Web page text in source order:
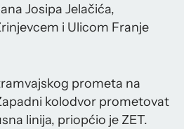
Josipa Jelačića,
i Ulicom Franje
prometa na
kolodvor prometovat
linija, priopćio je ZET.